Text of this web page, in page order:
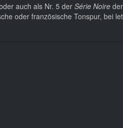
auch als Nr. 5 der Série Noire
oder französische Tonspur, bei